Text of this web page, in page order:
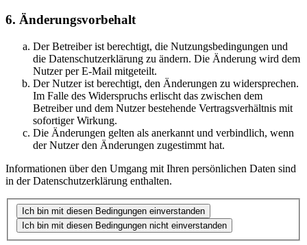
6. Änderungsvorbehalt
Der Betreiber ist berechtigt, die Nutzungsbedingungen und
die Datenschutzerklärung zu ändern. Die Änderung wird dem
Nutzer per E-Mail mitgeteilt.
Der Nutzer ist berechtigt, den Änderungen zu widersprechen.
Im Falle des Widerspruchs erlischt das zwischen dem
Betreiber und dem Nutzer bestehende Vertragsverhältnis mit
sofortiger Wirkung.
Die Änderungen gelten als anerkannt und verbindlich, wenn
der Nutzer den Änderungen zugestimmt hat.
Informationen über den Umgang mit Ihren persönlichen Daten sind
in der Datenschutzerklärung enthalten.